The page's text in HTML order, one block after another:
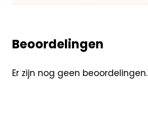
Beoordelingen
Er zijn nog geen beoordelingen.